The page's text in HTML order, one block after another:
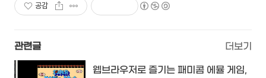
공감
관련글 더보기
웹브라우저로 즐기는 패미콤 에뮬 게임,